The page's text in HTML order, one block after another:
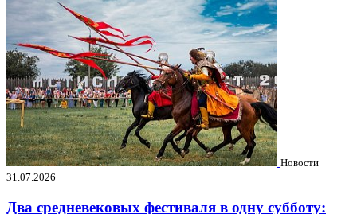
Новости
31.07.2026
Два средневековых фестиваля в одну субботу: